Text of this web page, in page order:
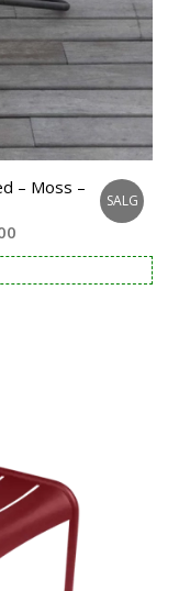
– Moss –
pris
er:
SALG